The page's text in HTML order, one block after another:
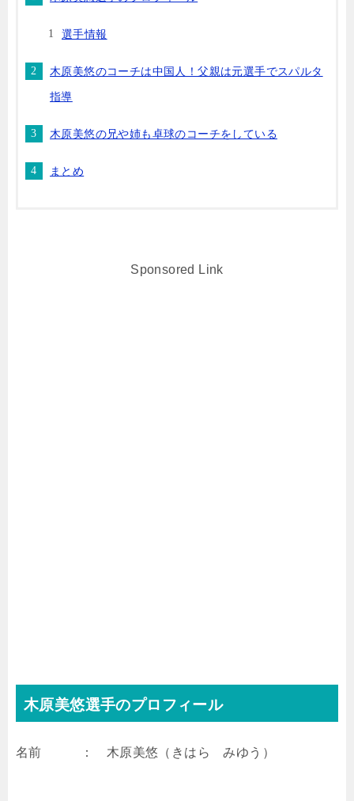
選手情報
木原美悠のコーチは中国人！父親は元選手でスパルタ
指導
木原美悠の兄や姉も卓球のコーチをしている
まとめ
Sponsored Link
木原美悠選手のプロフィール
名前 ： 木原美悠（きはら みゆう）